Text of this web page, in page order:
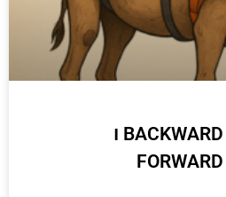
BACKWARD COMPATIBILITY ו